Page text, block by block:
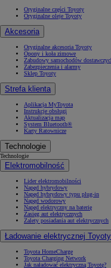
Oryginalne części Toyoty
Oryginalne oleje Toyoty
Akcesoria
Oryginalne akcesoria Toyoty
Opony i koła zimowe
Zabudowy samochodów
Zabezpieczenia i alarmy
Sklep Toyoty
Strefa klienta
Aplikacja MyToyota
Instrukcje obsługi
Aktualizacja map
System Bluetooth®
Karty Ratownicze
Technologie
Technologie
Elektromobilność
Lider elektromobilności
Napęd hybrydowy
Napęd hybrydowy typu plug-in
Napęd wodorowy
Napęd elektryczny na baterię
Zasięg aut elektrycznych
Zalety posiadania aut elektrycznych
Ładowanie elektrycznej Toyoty
Toyota HomeCharge
Toyota Charging Network
Jak naładować elektryczną Toyotę?